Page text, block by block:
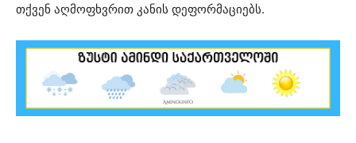
თქვენ აღმოფხვრით კანის დეფორმაციებს.